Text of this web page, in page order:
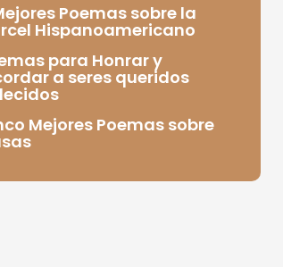
Poemas sobre la
Hispanoamericano
para Honrar y
a seres queridos
Mejores Poemas sobre